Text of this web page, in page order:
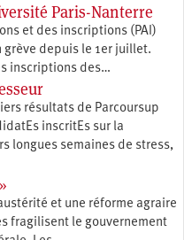
Paris-Nanterre
et des inscriptions (PAI)
grève depuis le 1er juillet.
inscriptions des…
résultats de Parcoursup
inscritEs sur la
longues semaines de stress,
et une réforme agraire
fragilisent le gouvernement